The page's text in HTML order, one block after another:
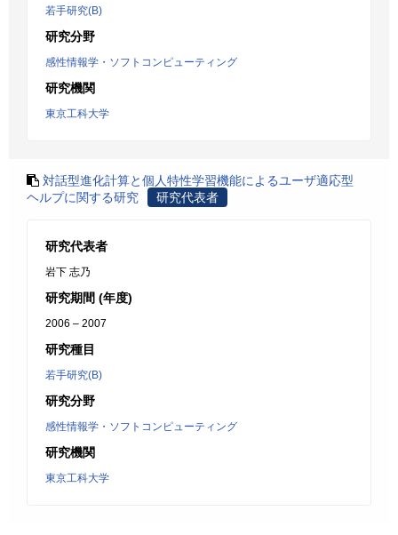
若手研究(B)
研究分野
感性情報学・ソフトコンピューティング
研究機関
東京工科大学
対話型進化計算と個人特性学習機能によるユーザ適応型
ヘルプに関する研究
研究代表者
研究代表者
岩下 志乃
研究期間 (年度)
2006 – 2007
研究種目
若手研究(B)
研究分野
感性情報学・ソフトコンピューティング
研究機関
東京工科大学